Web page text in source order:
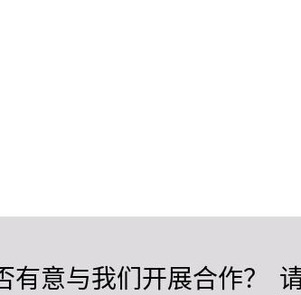
有意与我们开展合作？